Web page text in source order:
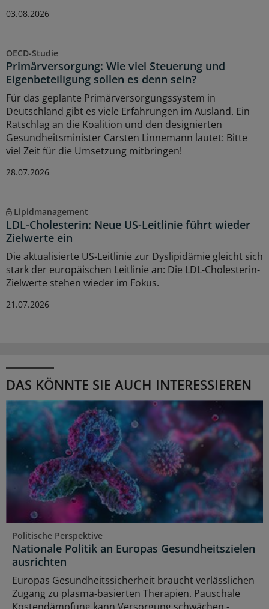
03.08.2026
OECD-Studie
Primärversorgung: Wie viel Steuerung und
Eigenbeteiligung sollen es denn sein?
Für das geplante Primärversorgungssystem in
Deutschland gibt es viele Erfahrungen im Ausland. Ein
Ratschlag an die Koalition und den designierten
Gesundheitsminister Carsten Linnemann lautet: Bitte
viel Zeit für die Umsetzung mitbringen!
28.07.2026
Lipidmanagement
LDL-Cholesterin: Neue US-Leitlinie führt wieder
Zielwerte ein
Die aktualisierte US-Leitlinie zur Dyslipidämie gleicht sich
stark der europäischen Leitlinie an: Die LDL-Cholesterin-
Zielwerte stehen wieder im Fokus.
21.07.2026
DAS KÖNNTE SIE AUCH INTERESSIEREN
Politische Perspektive
Nationale Politik an Europas Gesundheitszielen
ausrichten
Europas Gesundheitssicherheit braucht verlässlichen
Zugang zu plasma‑basierten Therapien. Pauschale